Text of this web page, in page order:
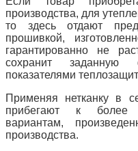
производства, для
то здесь отдают
прошивкой,
гарантированно не
сохранит заданную
показателями
Применяя нетканку в
прибегают к более
вариантам,
производства.